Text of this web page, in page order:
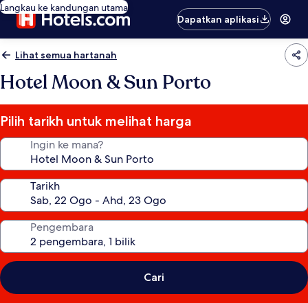
Langkau ke kandungan utama
Dapatkan aplikasi
Lihat semua hartanah
Hotel Moon & Sun Porto
Pilih tarikh untuk melihat harga
Ingin ke mana?
Tarikh
Pengembara
Cari